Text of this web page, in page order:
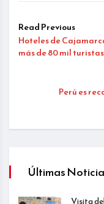
Read Previous
Hoteles de
más de 80 mil
Perú es
Últimas
Visita